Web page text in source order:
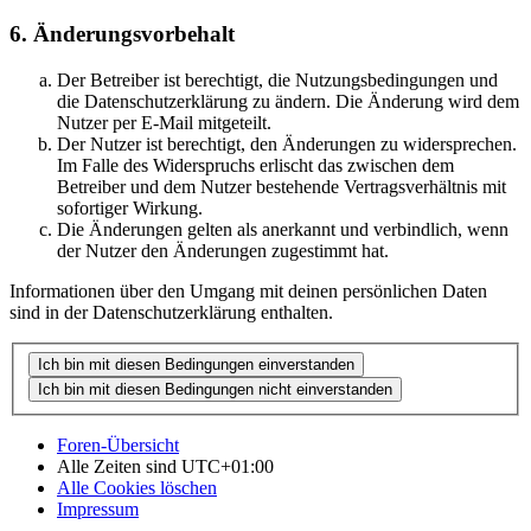
6. Änderungsvorbehalt
Der Betreiber ist berechtigt, die Nutzungsbedingungen und
die Datenschutzerklärung zu ändern. Die Änderung wird dem
Nutzer per E-Mail mitgeteilt.
Der Nutzer ist berechtigt, den Änderungen zu widersprechen.
Im Falle des Widerspruchs erlischt das zwischen dem
Betreiber und dem Nutzer bestehende Vertragsverhältnis mit
sofortiger Wirkung.
Die Änderungen gelten als anerkannt und verbindlich, wenn
der Nutzer den Änderungen zugestimmt hat.
Informationen über den Umgang mit deinen persönlichen Daten
sind in der Datenschutzerklärung enthalten.
Foren-Übersicht
Alle Zeiten sind UTC+01:00
Alle Cookies löschen
Impressum